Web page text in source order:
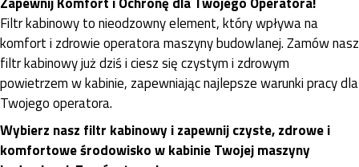
Filtr kabinowy to nieodzowny element, który wpływa na
komfort i zdrowie operatora maszyny budowlanej. Zamów nasz
filtr kabinowy już dziś i ciesz się czystym i zdrowym
powietrzem w kabinie, zapewniając najlepsze warunki pracy dla
Twojego operatora.
Wybierz nasz filtr kabinowy i zapewnij czyste, zdrowe i
komfortowe środowisko w kabinie Twojej maszyny